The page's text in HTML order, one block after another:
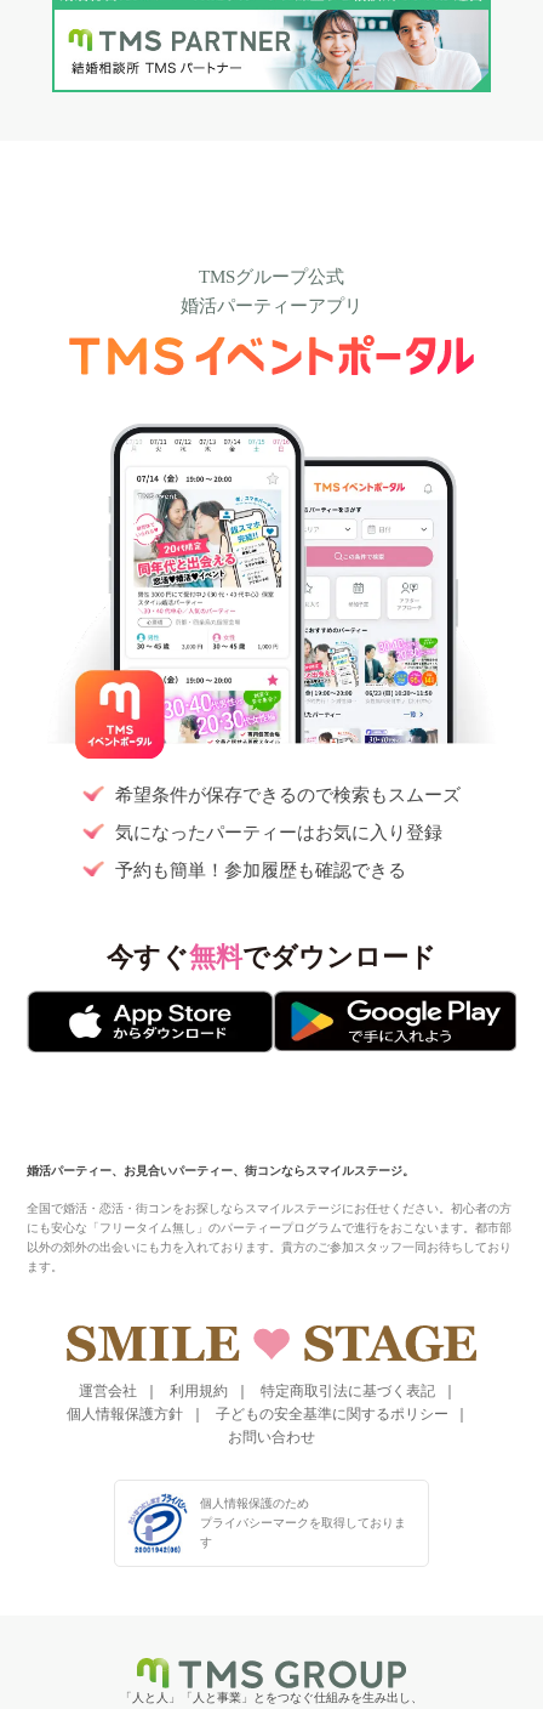
TMSグループ公式
婚活パーティーアプリ
希望条件が保存できるので検索もスムーズ
気になったパーティーはお気に入り登録
予約も簡単！参加履歴も確認できる
今すぐ無料でダウンロード
婚活パーティー、お見合いパーティー、街コンならスマイルステージ。
全国で婚活・恋活・街コンをお探しならスマイルステージにお任せください。初心者の方
にも安心な「フリータイム無し」のパーティープログラムで進行をおこないます。都市部
以外の郊外の出会いにも力を入れております。貴方のご参加スタッフ一同お待ちしており
ます。
運営会社 利用規約
特定商取引法に基づく表記
個人情報保護方針
子どもの安全基準に関するポリシー
お問い合わせ
個人情報保護のため
プライバシーマークを取得しておりま
す
「人と人」「人と事業」とをつなぐ仕組みを生み出し、